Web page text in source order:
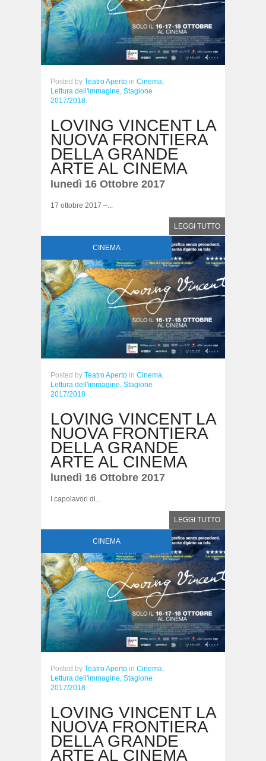
Posted by Teatro Aperto in Cinema,
Lettura dell'immagine, Stagione
2017/2018
LOVING VINCENT LA
NUOVA FRONTIERA
DELLA GRANDE
ARTE AL CINEMA
lunedì 16 Ottobre 2017
17 ottobre 2017 –...
LEGGI TUTTO
CINEMA
Posted by Teatro Aperto in Cinema,
Lettura dell'immagine, Stagione
2017/2018
LOVING VINCENT LA
NUOVA FRONTIERA
DELLA GRANDE
ARTE AL CINEMA
lunedì 16 Ottobre 2017
I capolavori di...
LEGGI TUTTO
CINEMA
Posted by Teatro Aperto in Cinema,
Lettura dell'immagine, Stagione
2017/2018
LOVING VINCENT LA
NUOVA FRONTIERA
DELLA GRANDE
ARTE AL CINEMA